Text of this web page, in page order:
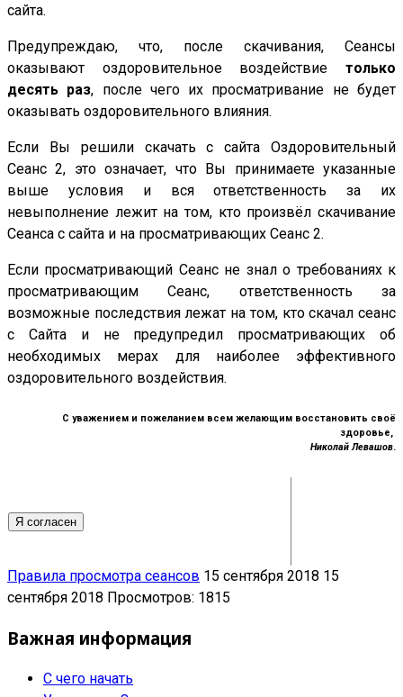
сайта.
Предупреждаю, что, после скачивания, Сеансы
оказывают оздоровительное воздействие только
десять раз, после чего их просматривание не будет
оказывать оздоровительного влияния.
Если Вы решили скачать с сайта Оздоровительный
Сеанс 2, это означает, что Вы принимаете указанные
выше условия и вся ответственность за их
невыполнение лежит на том, кто произвёл скачивание
Сеанса с сайта и на просматривающих Сеанс 2.
Если просматривающий Сеанс не знал о требованиях к
просматривающим Сеанс, ответственность за
возможные последствия лежат на том, кто скачал сеанс
с Сайта и не предупредил просматривающих об
необходимых мерах для наиболее эффективного
оздоровительного воздействия.
С уважением и пожеланием всем желающим восстановить своё
здоровье,
Николай Левашов.
Я согласен
Правила просмотра сеансов 15 сентября 2018 15
сентября 2018 Просмотров: 1815
Важная информация
С чего начать